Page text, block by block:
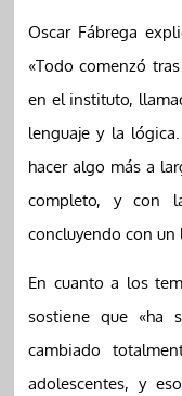
Oscar Fábrega
«Todo comenzó
en el instituto,
lenguaje y la
hacer algo más a
completo, y con
concluyendo con un
En cuanto a los
sostiene que «ha
cambiado
adolescentes, y